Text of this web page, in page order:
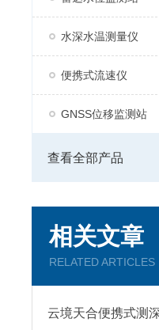
水深水温测量仪
便携式流速仪
GNSS位移监测站
查看全部产品
相关文章
RELATED ARTICLES